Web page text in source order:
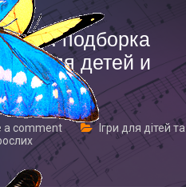
подборка
для детей и
a comment
Ігри для дітей та